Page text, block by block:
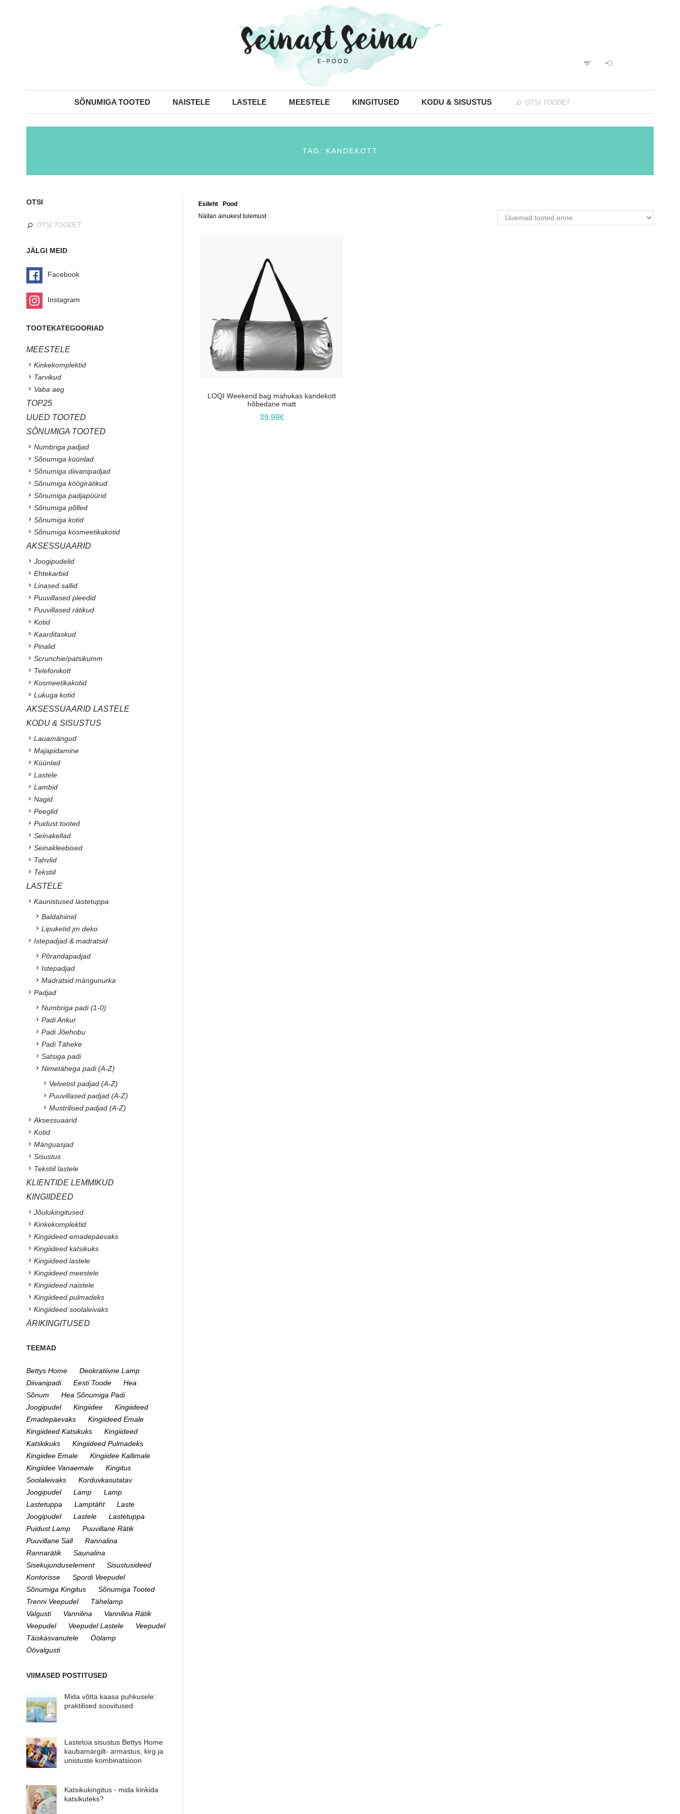
SÕNUMIGA TOOTED NAISTELE LASTELE MEESTELE KINGITUSED KODU & SISUSTUS
TAG: KANDEKOTT
Esileht /Pood
Näitan ainukest tulemust
LOQI Weekend bag mahukas kandekott
hõbedane matt
39.99€
OTSI
JÄLGI MEID
Facebook
Instagram
TOOTEKATEGOORIAD
MEESTELE
Kinkekomplektid
Tarvikud
Vaba aeg
TOP25
UUED TOOTED
SÕNUMIGA TOOTED
Numbriga padjad
Sõnumiga küünlad
Sõnumiga diivanipadjad
Sõnumiga köögirätikud
Sõnumiga padjapüürid
Sõnumiga põlled
Sõnumiga kotid
Sõnumiga kosmeetikakotid
AKSESSUAARID
Joogipudelid
Ehtekarbid
Linased sallid
Puuvillased pleedid
Puuvillased rätikud
Kotid
Kaarditaskud
Pinalid
Scrunchie/patsikumm
Telefonikott
Kosmeetikakotid
Lukuga kotid
AKSESSUAARID LASTELE
KODU & SISUSTUS
Lauamängud
Majapidamine
Küünlad
Lastele
Lambid
Nagid
Peeglid
Puidust tooted
Seinakellad
Seinakleebised
Tahvlid
Tekstiil
LASTELE
Kaunistused lastetuppa
Baldahiinid
Lipuketid jm deko
Istepadjad & madratsid
Põrandapadjad
Istepadjad
Madratsid mängunurka
Padjad
Numbriga padi (1-0)
Padi Ankur
Padi Jõehobu
Padi Täheke
Satsiga padi
Nimetähega padi (A-Z)
Velvetist padjad (A-Z)
Puuvillased padjad (A-Z)
Mustrilised padjad (A-Z)
Aksessuaarid
Kotid
Mänguasjad
Sisustus
Tekstiil lastele
KLIENTIDE LEMMIKUD
KINGIIDEED
Jõulukingitused
Kinkekomplektid
Kingiideed emadepäevaks
Kingiideed katsikuks
Kingiideed lastele
Kingiideed meestele
Kingiideed naistele
Kingiideed pulmadeks
Kingiideed soolaleivaks
ÄRIKINGITUSED
TEEMAD
Bettys Home
Deokratiivne Lamp
Diivanipadi
Eesti Toode
Hea
Sõnum
Hea Sõnumiga Padi
Joogipudel
Kingiidee
Kingiideed
Emadepäevaks
Kingiideed Emale
Kingiideed Katsikuks
Kingiideed
Katskikuks
Kingiideed Pulmadeks
Kingiidee Emale
Kingiidee Kallimale
Kingiidee Vanaemale
Kingitus
Soolaleivaks
Korduvkasutatav
Joogipudel
Lamp
Lamp
Lastetuppa
Lamptäht
Laste
Joogipudel
Lastele
Lastetuppa
Puidust Lamp
Puuvillane Rätik
Puuvillane Sall
Rannalina
Rannarätik
Saunalina
Sisekujunduselement
Sisustusideed
Kontorisse
Spordi Veepudel
Sõnumiga Kingitus
Sõnumiga Tooted
Trenni Veepudel
Tähelamp
Valgusti
Vannilina
Vannilina Rätik
Veepudel
Veepudel Lastele
Veepudel
Täiskasvanutele
Öölamp
Öövalgusti
VIIMASED POSTITUSED
Mida võtta kaasa puhkusele:
praktilised soovitused
Lastetoa sisustus Bettys Home
kaubamärgilt- armastus, kirg ja
unistuste kombinatsioon
Katsikukingitus - mida kinkida
katsikuteks?